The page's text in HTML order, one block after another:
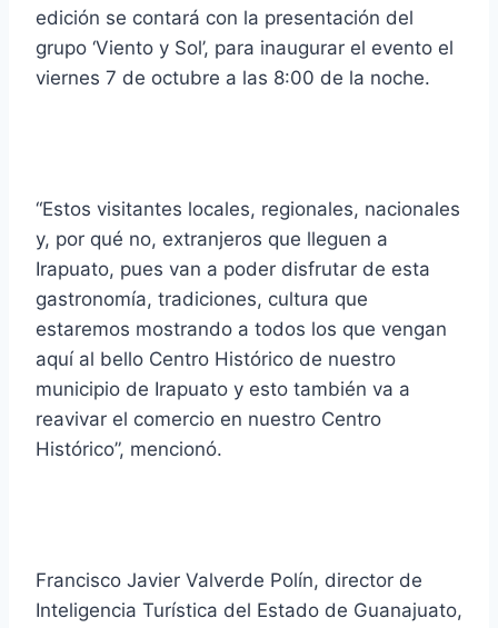
edición se contará con la presentación del
grupo ‘Viento y Sol’, para inaugurar el evento el
viernes 7 de octubre a las 8:00 de la noche.
“Estos visitantes locales, regionales, nacionales
y, por qué no, extranjeros que lleguen a
Irapuato, pues van a poder disfrutar de esta
gastronomía, tradiciones, cultura que
estaremos mostrando a todos los que vengan
aquí al bello Centro Histórico de nuestro
municipio de Irapuato y esto también va a
reavivar el comercio en nuestro Centro
Histórico”, mencionó.
Francisco Javier Valverde Polín, director de
Inteligencia Turística del Estado de Guanajuato,